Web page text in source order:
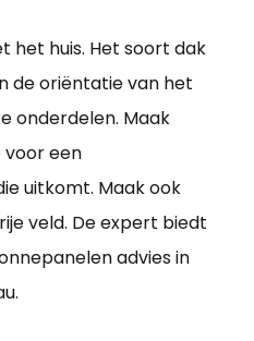
het huis. Het soort dak
de oriëntatie van het
onderdelen. Maak
voor een
uitkomt. Maak ook
veld. De expert biedt
advies in